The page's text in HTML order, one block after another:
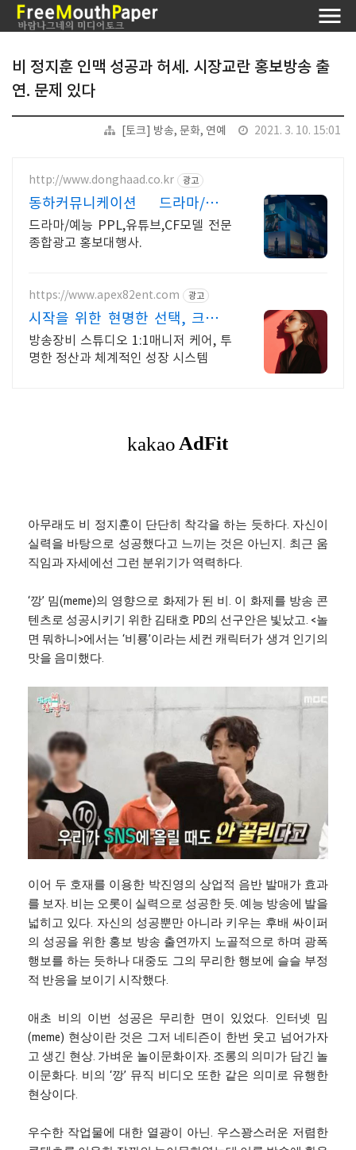
비 정지훈 인맥 성공과 허세. 시장교란 홍보방송 출
연. 문제 있다
[토크] 방송, 문화, 연예 2021. 3. 10. 15:01
http://www.donghaad.co.kr 광고
동하커뮤니케이션 드라마/예능
PPL전문
드라마/예능 PPL,유튜브,CF모델 전문
종합광고 홍보대행사.
https://www.apex82ent.com 광고
시작을 위한 현명한 선택, 크리에
이터, BJ 상시 모집
방송장비 스튜디오 1:1매니저 케어, 투
명한 정산과 체계적인 성장 시스템
아무래도 비 정지훈이 단단히 착각을 하는 듯하다. 자신이
실력을 바탕으로 성공했다고 느끼는 것은 아닌지. 최근 움
직임과 자세에선 그런 분위기가 역력하다.
‘깡’ 밈(meme)의 영향으로 화제가 된 비. 이 화제를 방송 콘
텐츠로 성공시키기 위한 김태호 PD의 선구안은 빛났고. <놀
면 뭐하니>에서는 ‘비룡’이라는 세컨 캐릭터가 생겨 인기의
맛을 음미했다.
이어 두 호재를 이용한 박진영의 상업적 음반 발매가 효과
를 보자. 비는 오롯이 실력으로 성공한 듯. 예능 방송에 발을
넓히고 있다. 자신의 성공뿐만 아니라 키우는 후배 싸이퍼
의 성공을 위한 홍보 방송 출연까지 노골적으로 하며 광폭
행보를 하는 듯하나 대중도 그의 무리한 행보에 슬슬 부정
적 반응을 보이기 시작했다.
애초 비의 이번 성공은 무리한 면이 있었다. 인터넷 밈
(meme) 현상이란 것은 그저 네티즌이 한번 웃고 넘어가자
고 생긴 현상. 가벼운 놀이문화이자. 조롱의 의미가 담긴 놀
이문화다. 비의 ‘깡’ 뮤직 비디오 또한 같은 의미로 유행한
현상이다.
우수한 작업물에 대한 열광이 아닌. 우스꽝스러운 저렴한